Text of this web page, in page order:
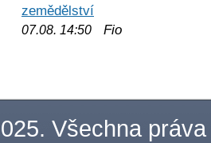
zemědělství
07.08. 14:50 Fio
Všechna práva